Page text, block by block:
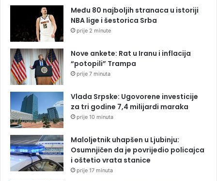
Među 80 najboljih stranaca u istoriji
NBA lige i šestorica Srba
prije 2 minute
Nove ankete: Rat u Iranu i inflacija
“potopili” Trampa
prije 7 minuta
Vlada Srpske: Ugovorene investicije
za tri godine 7,4 milijardi maraka
prije 10 minuta
Maloljetnik uhapšen u Ljubinju:
Osumnjičen da je povrijedio policajca
i oštetio vrata stanice
prije 17 minuta